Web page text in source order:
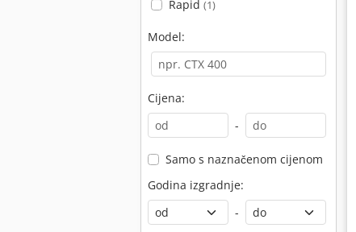
Rapid (1)
Model:
Cijena:
-
Samo s naznačenom cijenom
Godina izgradnje:
-